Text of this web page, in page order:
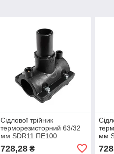
Сідлової трійник
терморезисторний 63/32
мм SDR11 ПЕ100
728,28₴
мм